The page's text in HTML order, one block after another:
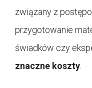
związany z
przygotowanie
świadków czy
znaczne koszty.